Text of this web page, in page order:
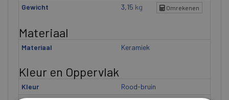
Gewicht 3,15 kg Omrekenen
Materiaal
Materiaal Keramiek
Kleur en Oppervlak
Kleur
Rood-bruin